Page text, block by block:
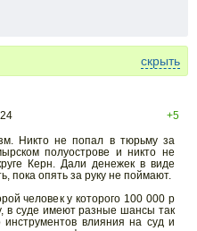
скрыть
+5
Никто не попал в тюрьму за
полуострове и никто не
Керн. Дали денежек в виде
пока опять за руку не поймают.
человек у которого 100 000 р
в суде имеют разные шансы так
инструментов влияния на суд и